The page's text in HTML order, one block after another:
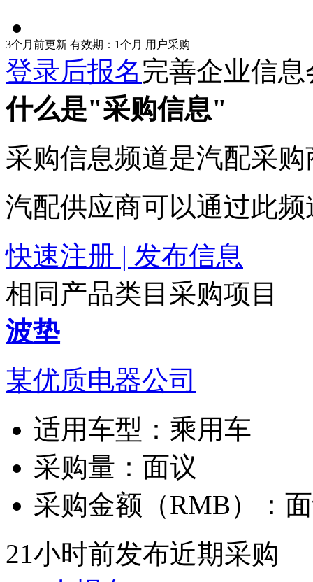
3个月前更新 有效期：1个月 用户采购
登录后报名完善企业信
什么是"采购信息"
采购信息频道是汽配采
汽配供应商可以通过此
快速注册 | 发布信息
相同产品类目采购项目
波垫
某优质电器公司
适用车型： 乘用车
采购量： 面议
采购金额（RMB）：
21小时前发布近期采购